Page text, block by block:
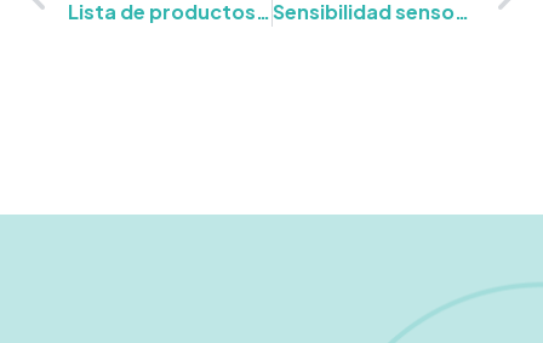
Lista de productos para armar un Kit Sensorial
Sensibilidad sensorial auditiva en niños neurodivergentes: comprensión, apoyo y soluciones efectivas